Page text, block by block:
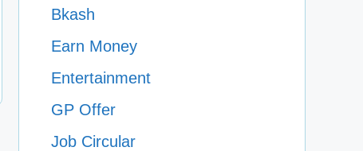
Bkash
Earn Money
Entertainment
GP Offer
Job Circular